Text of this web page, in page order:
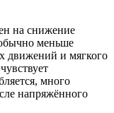
на снижение
меньше
движений и мягкого
много
напряжённого